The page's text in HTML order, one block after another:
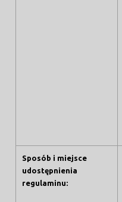
Sposób i miejsce
udostępnienia
regulaminu: